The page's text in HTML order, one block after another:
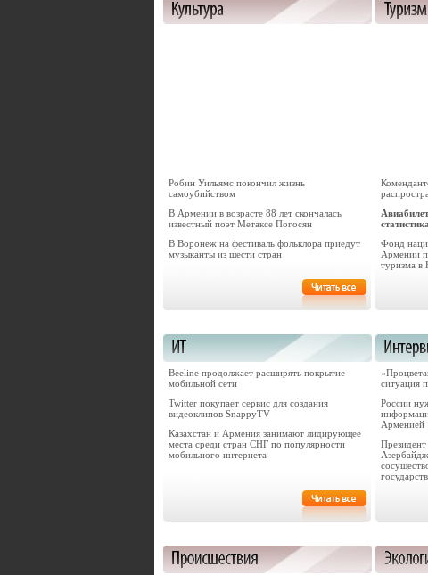
Робин Уильямс покончил жизнь
самоубийством
В Армении в возрасте 88 лет скончалась
известный поэт Метаксе Погосян
В Воронеж на фестиваль фольклора приедут
музыканты из шести стран
статистика
Фонд
Армении
туризма
Beeline продолжает расширять покрытие
мобильной сети
Twitter покупает сервис для создания
видеоклипов SnappyTV
Казахстан и Армения занимают лидирующее
места среди стран СНГ по популярности
мобильного интернета
ситуация
России
Арменией